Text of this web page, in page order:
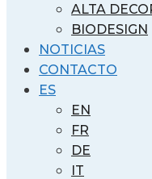
ALTA
BIODESIGN
NOTICIAS
CONTACTO
ES
EN
FR
DE
IT